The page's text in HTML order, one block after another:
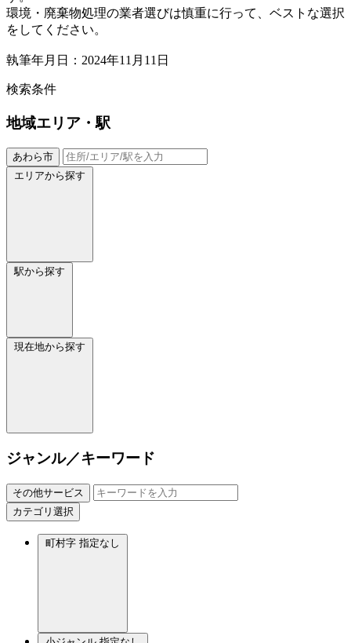
環境・廃棄物処理の業者選びは慎重に行って、ベストな選択
をしてください。
執筆年月日：2024年11月11日
検索条件
地域エリア・駅
あわら市
エリアから探す
駅から探す
現在地から探す
ジャンル／キーワード
その他サービス
カテゴリ選択
町村字 指定なし